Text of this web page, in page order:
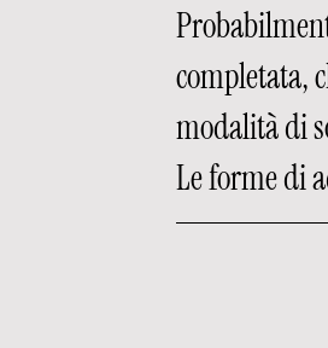
completata,
modalità di
Le forme di